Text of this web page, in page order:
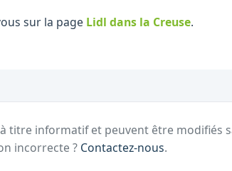
sur la page Lidl dans la Creuse.
titre informatif et peuvent être modifiés
incorrecte ? Contactez-nous.